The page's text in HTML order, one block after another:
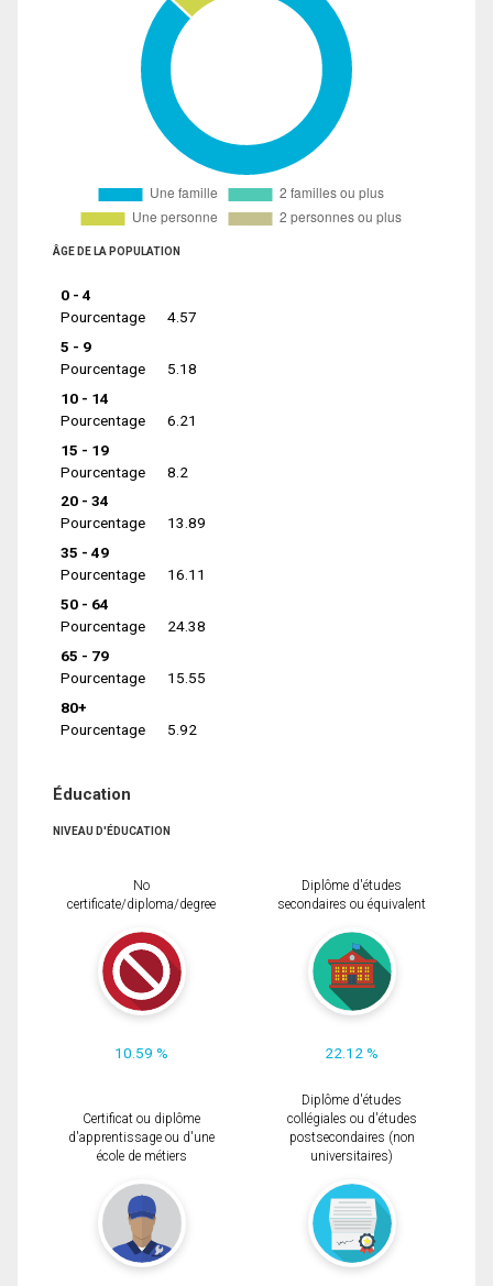
ÂGE DE LA POPULATION
0 - 4
Pourcentage
4.57
5 - 9
Pourcentage
5.18
10 - 14
Pourcentage
6.21
15 - 19
Pourcentage
8.2
20 - 34
Pourcentage
13.89
35 - 49
Pourcentage
16.11
50 - 64
Pourcentage
24.38
65 - 79
Pourcentage
15.55
80+
Pourcentage
5.92
Éducation
NIVEAU D'ÉDUCATION
No
certificate/diploma/degree
10.59 %
Diplôme d'études
secondaires ou équivalent
22.12 %
Certificat ou diplôme
d'apprentissage ou d'une
école de métiers
Diplôme d'études
collégiales ou d'études
postsecondaires (non
universitaires)